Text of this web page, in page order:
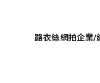
路衣絲網拍企業